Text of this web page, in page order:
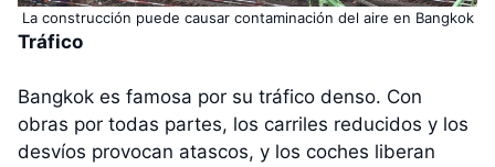
La construcción puede causar contaminación del aire en Bangkok
Tráfico
Bangkok es famosa por su tráfico denso. Con
obras por todas partes, los carriles reducidos y los
desvíos provocan atascos, y los coches liberan